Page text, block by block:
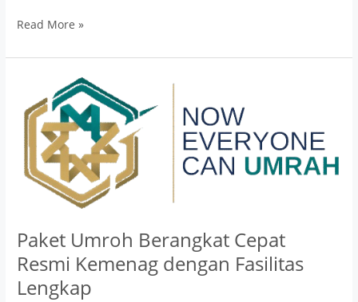
Read More »
Paket Umroh Berangkat Cepat
Resmi Kemenag dengan Fasilitas
Lengkap
Umroh
Berangkat
Cepat
Resmi
Kemenag
dengan
Fasilitas